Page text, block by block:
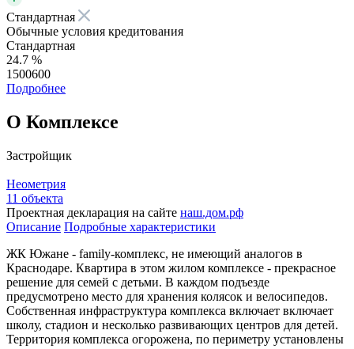
Стандартная
Обычные условия кредитования
Стандартная
24.7 %
1500600
Подробнее
О Комплексе
Застройщик
Неометрия
11 объекта
Проектная декларация на сайте наш.дом.рф
Описание Подробные характеристики
ЖК Южане - family-комплекс, не имеющий аналогов в
Краснодаре. Квартира в этом жилом комплексе - прекрасное
решение для семей с детьми. В каждом подъезде
предусмотрено место для хранения колясок и велосипедов.
Собственная инфраструктура комплекса включает включает
школу, стадион и несколько развивающих центров для детей.
Территория комплекса огорожена, по периметру установлены